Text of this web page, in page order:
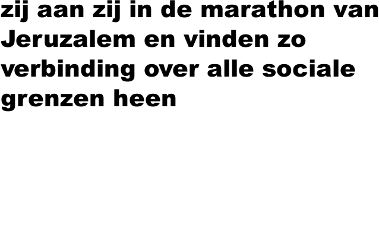
zij aan zij in de marathon van
Jeruzalem en vinden zo
verbinding over alle sociale
grenzen heen